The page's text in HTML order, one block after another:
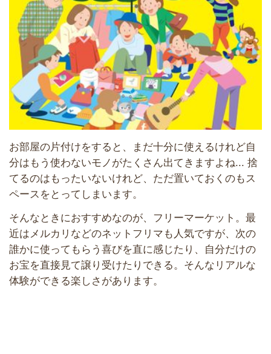
お部屋の片付けをすると、まだ十分に使えるけれど自
分はもう使わないモノがたくさん出てきますよね... 捨
てるのはもったいないけれど、ただ置いておくのもス
ペースをとってしまいます。
そんなときにおすすめなのが、フリーマーケット。最
近はメルカリなどのネットフリマも人気ですが、次の
誰かに使ってもらう喜びを直に感じたり、自分だけの
お宝を直接見て譲り受けたりできる。そんなリアルな
体験ができる楽しさがあります。